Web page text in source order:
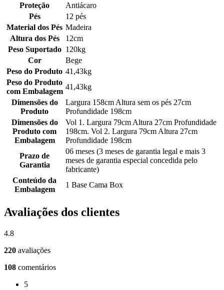
Proteção
Antiácaro
Pés
12 pés
Material dos Pés Madeira
Altura dos Pés
12cm
Peso Suportado 120kg
Cor
Bege
Peso do Produto 41,43kg
Peso do Produto
com Embalagem
41,43kg
Dimensões do
Produto
Largura 158cm Altura sem os pés 27cm
Profundidade 198cm
Dimensões do
Produto com
Embalagem
Vol 1. Largura 79cm Altura 27cm Profundidade
198cm. Vol 2. Largura 79cm Altura 27cm
Profundidade 198cm
Prazo de
Garantia
06 meses (3 meses de garantia legal e mais 3
meses de garantia especial concedida pelo
fabricante)
Conteúdo da
Embalagem
1 Base Cama Box
Avaliações dos clientes
4.8
220 avaliações
108 comentários
5